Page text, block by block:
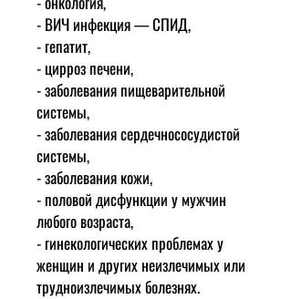
- ВИЧ инфекция — СПИД,
- гепатит,
- цирроз печени,
- заболевания пищеварительной
системы,
- заболевания сердечнососудистой
системы,
- заболевания кожи,
- половой дисфункции у мужчин
любого возраста,
- гинекологических проблемах у
женщин и других неизлечимых или
трудноизлечимых болезнях.